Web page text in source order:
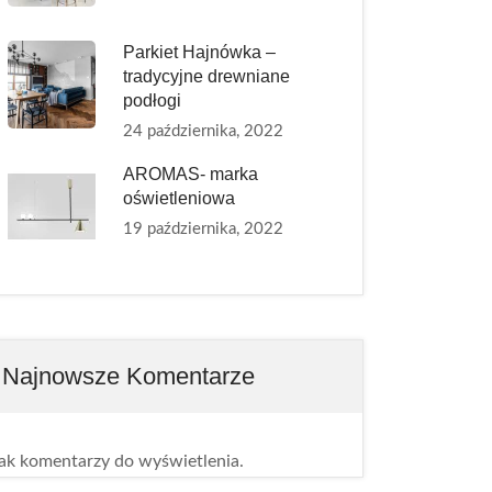
Parkiet Hajnówka –
tradycyjne drewniane
podłogi
24 października, 2022
AROMAS- marka
oświetleniowa
19 października, 2022
Najnowsze Komentarze
komentarzy do wyświetlenia.